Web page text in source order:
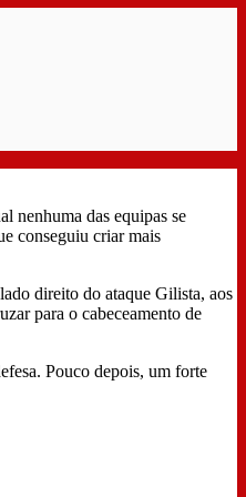
nenhuma das equipas se
conseguiu criar mais
direito do ataque Gilista, aos
para o cabeceamento de
Pouco depois, um forte